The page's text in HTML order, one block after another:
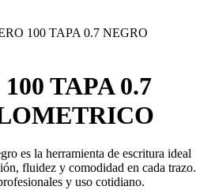
100 TAPA 0.7 NEGRO
TAPA 0.7
es la herramienta de escritura ideal
fluidez y comodidad en cada trazo.
y uso cotidiano.